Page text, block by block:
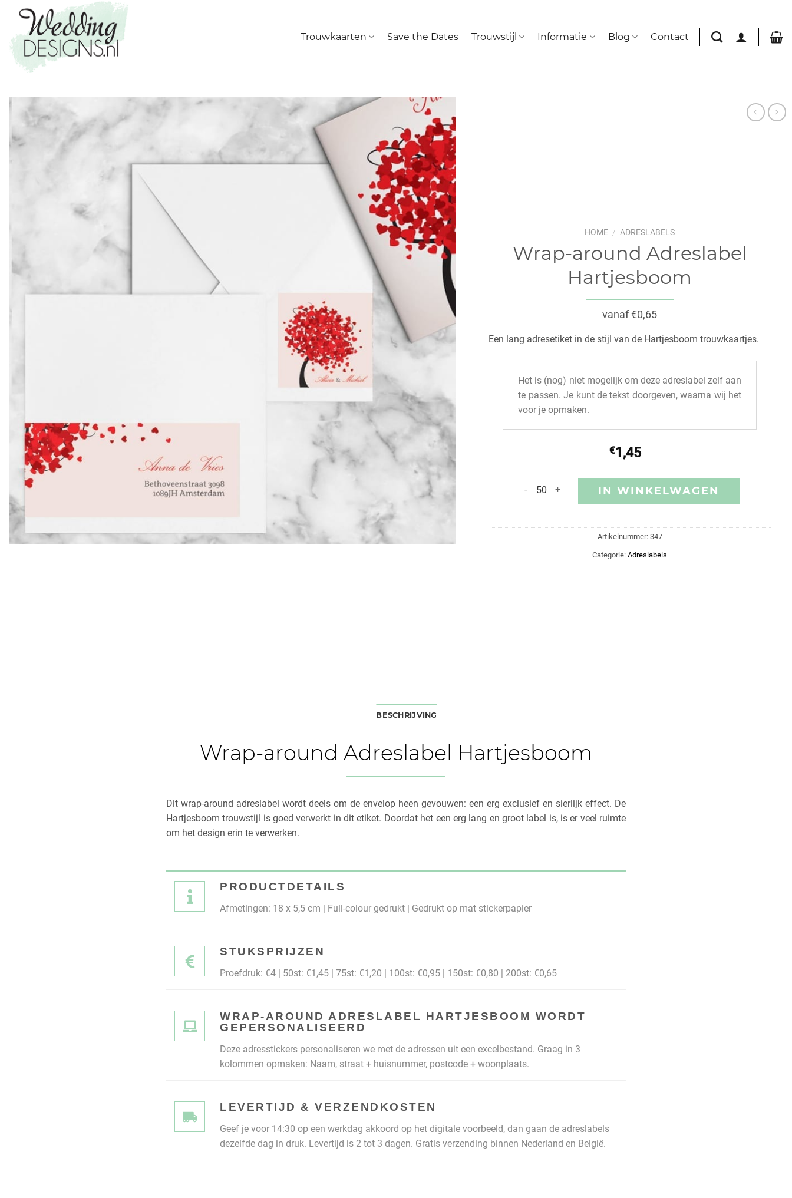
Trouwkaarten Save the Dates Trouwstijl Informatie Blog Contact
HOME / ADRESLABELS
Wrap-around Adreslabel
Hartjesboom
vanaf €0,65
Een lang adresetiket in de stijl van de Hartjesboom trouwkaartjes.
Het is (nog) niet mogelijk om deze adreslabel zelf aan
te passen. Je kunt de tekst doorgeven, waarna wij het
voor je opmaken.
€1,45
IN WINKELWAGEN
Artikelnummer: 347
Categorie:Adreslabels
BESCHRIJVING
Wrap-around Adreslabel Hartjesboom
Dit wrap-around adreslabel wordt deels om de envelop heen gevouwen: een erg exclusief en sierlijk effect. De
Hartjesboom trouwstijl is goed verwerkt in dit etiket. Doordat het een erg lang en groot label is, is er veel ruimte
om het design erin te verwerken.
PRODUCTDETAILS
Afmetingen: 18 x 5,5 cm | Full-colour gedrukt | Gedrukt op mat stickerpapier
STUKSPRIJZEN
Proefdruk: €4 | 50st: €1,45 | 75st: €1,20 | 100st: €0,95 | 150st: €0,80 | 200st: €0,65​
WRAP-AROUND ADRESLABEL HARTJESBOOM WORDT
GEPERSONALISEERD
Deze adresstickers personaliseren we met de adressen uit een excelbestand. Graag in 3
kolommen opmaken: Naam, straat + huisnummer, postcode + woonplaats.
LEVERTIJD & VERZENDKOSTEN
Geef je voor 14:30 op een werkdag akkoord op het digitale voorbeeld, dan gaan de adreslabels
dezelfde dag in druk. Levertijd is 2 tot 3 dagen. Gratis verzending binnen Nederland en België.